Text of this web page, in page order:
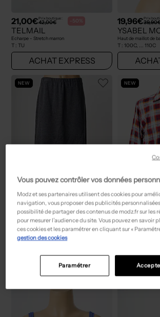
21,00€Prix boutique :
42,00€ -50%
TELMAIL
Echarpe - Stretch marron
T : TU
ACHAT EXPRESS
19,96€Prix
YSABEL
Haut de maillot de
T : 100C, ... 110C
NEW
55,50€Prix boutique :
111,00€ -50%
PAUPORTÉ
Jupe mi-longue - Coupe droite gris
ACHAT EXPRESS
NEW
39,00€Prix
MARVELIS
Vous pouvez contrôler vos données
Modz et ses partenaires utilisent des cookies pour
navigation, vous proposer des publicités
possibilité de partager des contenus de modz.fr sur les
pour mesurer l’audience du site. Vous pouvez en savoir
ces cookies et les paramétrer en cliquant sur «
gestion des cookies
Paramétrer